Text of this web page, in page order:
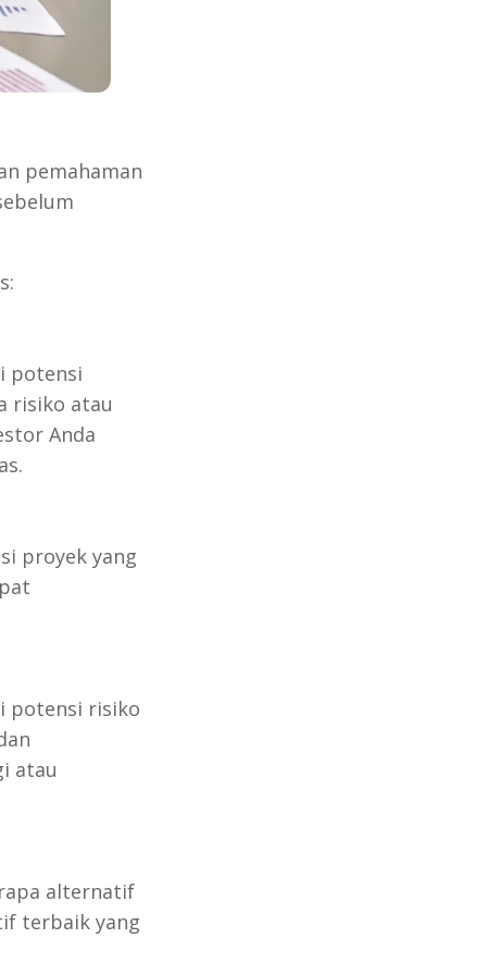
pemahaman
potensi
risiko atau
Anda
proyek yang
potensi risiko
atau
alternatif
terbaik yang